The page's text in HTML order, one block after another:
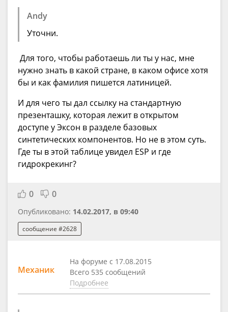
Andy
Уточни.
Для того, чтобы работаешь ли ты у нас, мне
нужно знать в какой стране, в каком офисе хотя
бы и как фамилия пишется латиницей.
И для чего ты дал ссылку на стандартную
презенташку, которая лежит в открытом
доступе у Эксон в разделе базовых
синтетических компонентов. Но не в этом суть.
Где ты в этой таблице увидел ESP и где
гидрокрекинг?
0 0
Опубликовано: 14.02.2017, в 09:40
сообщение #2628
Механик
На форуме с 17.08.2015
Всего 535 сообщений
Подробнее